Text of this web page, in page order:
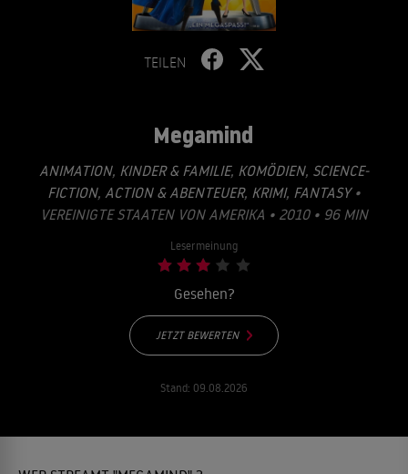
TEILEN
Megamind
ANIMATION, KINDER & FAMILIE, KOMÖDIEN, SCIENCE-
FICTION, ACTION & ABENTEUER, KRIMI, FANTASY•
VEREINIGTE STAATEN VON AMERIKA • 2010 • 96 MIN
Lesermeinung
Gesehen?
JETZT BEWERTEN
Stand: 09.08.2026